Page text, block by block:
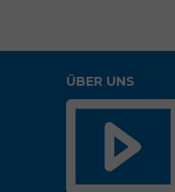
ÜBER UNS